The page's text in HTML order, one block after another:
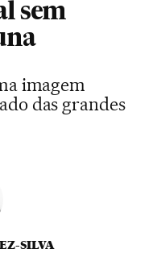
sem
imagem
das grandes
SILVA